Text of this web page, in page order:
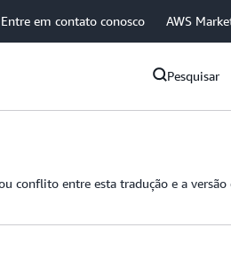
Entre em contato conosco AWS
Pesquisar
conflito entre esta tradução e a